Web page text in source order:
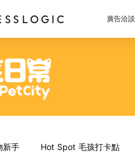
廣告洽談
新手 Hot Spot 毛孩打卡點